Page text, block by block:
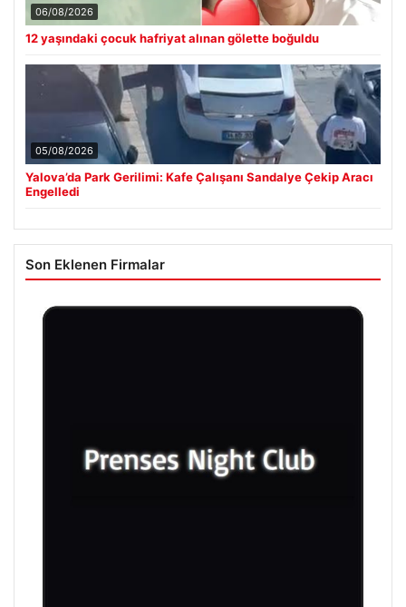
06/08/2026
12 yaşındaki çocuk hafriyat alınan gölette boğuldu
05/08/2026
Yalova’da Park Gerilimi: Kafe Çalışanı Sandalye Çekip Aracı
Engelledi
Son Eklenen Firmalar